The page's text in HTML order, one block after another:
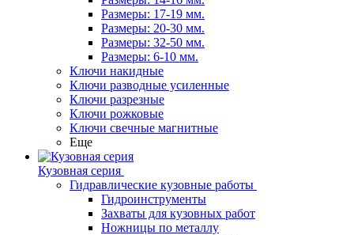
Размеры: 17-19 мм.
Размеры: 20-30 мм.
Размеры: 32-50 мм.
Размеры: 6-10 мм.
Ключи накидные
Ключи разводные усиленные
Ключи разрезные
Ключи рожковые
Ключи свечные магнитные
Еще
Кузовная серия
Гидравлические кузовные работы
Гидроинструменты
Захваты для кузовных работ
Ножницы по металлу